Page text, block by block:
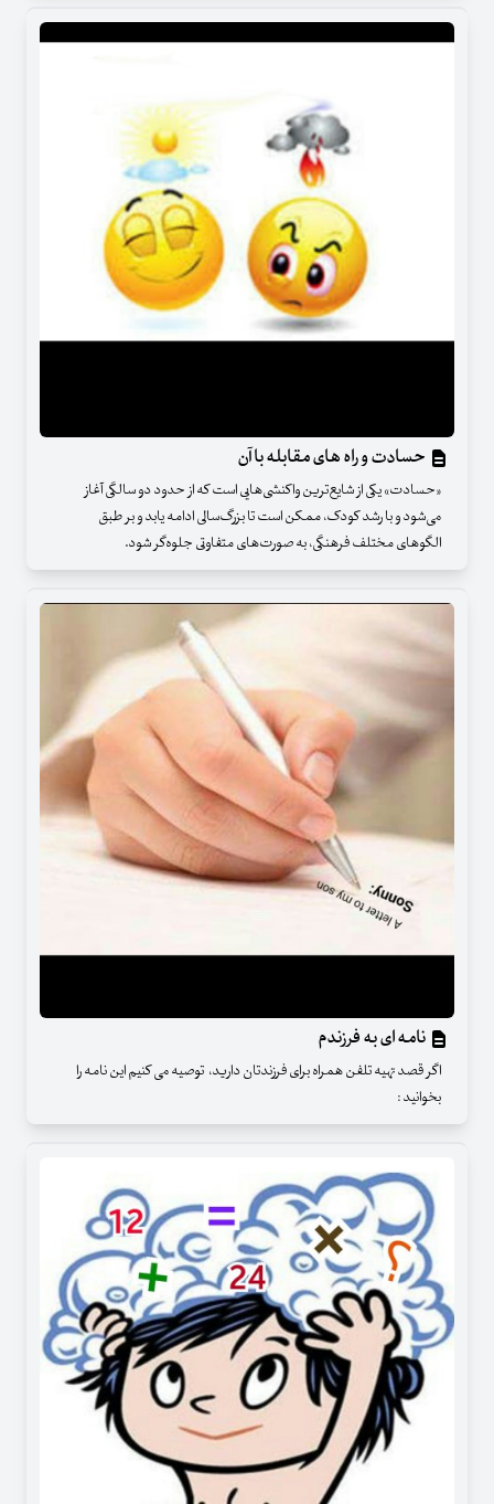
حسادت و راه های مقابله با آن
«حسادت» یکی از شایع‌ترین واکنشی‌هایی است که از حدود دو سالگی آغاز
می‌شود و با رشد کودک، ممکن است تا بزرگ‌سالی ادامه یابد و بر طبق
الگوهای مختلف فرهنگی، به صورت‌های متفاوتی جلوه‌گر شود.
نامه ای به فرزندم
اگر قصد تهیه تلفن همراه برای فرزندتان دارید، توصیه می کنیم این نامه را
بخوانید :